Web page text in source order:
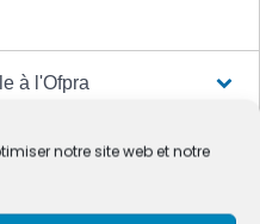
notre site web et notre
à l'Ofpra
l'Ofpra, demander